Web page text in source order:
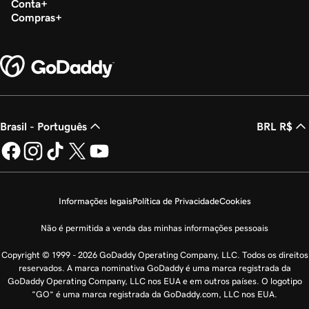
Conta
Compras
Brasil - Português BRL R$
Informações legaisPolítica de PrivacidadeCookies
Não é permitida a venda das minhas informações pessoais
Copyright © 1999 - 2026 GoDaddy Operating Company, LLC. Todos os direitos
reservados. A marca nominativa GoDaddy é uma marca registrada da
GoDaddy Operating Company, LLC nos EUA e em outros países. O logotipo
“GO” é uma marca registrada da GoDaddy.com, LLC nos EUA.